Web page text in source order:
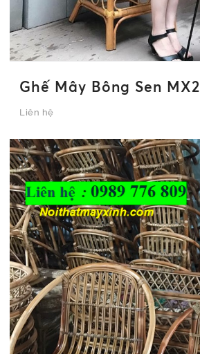
Ghế Mây Bông Sen MX2
Liên hệ